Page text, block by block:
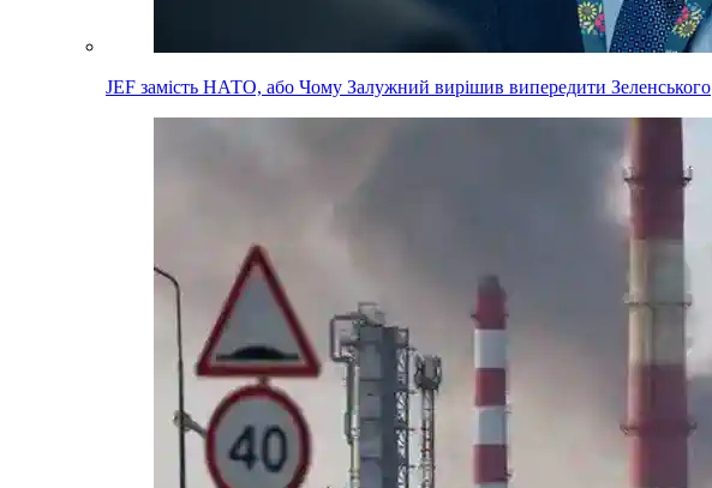
JEF замість НАТО, або Чому Залужний вирішив випередити Зеленського